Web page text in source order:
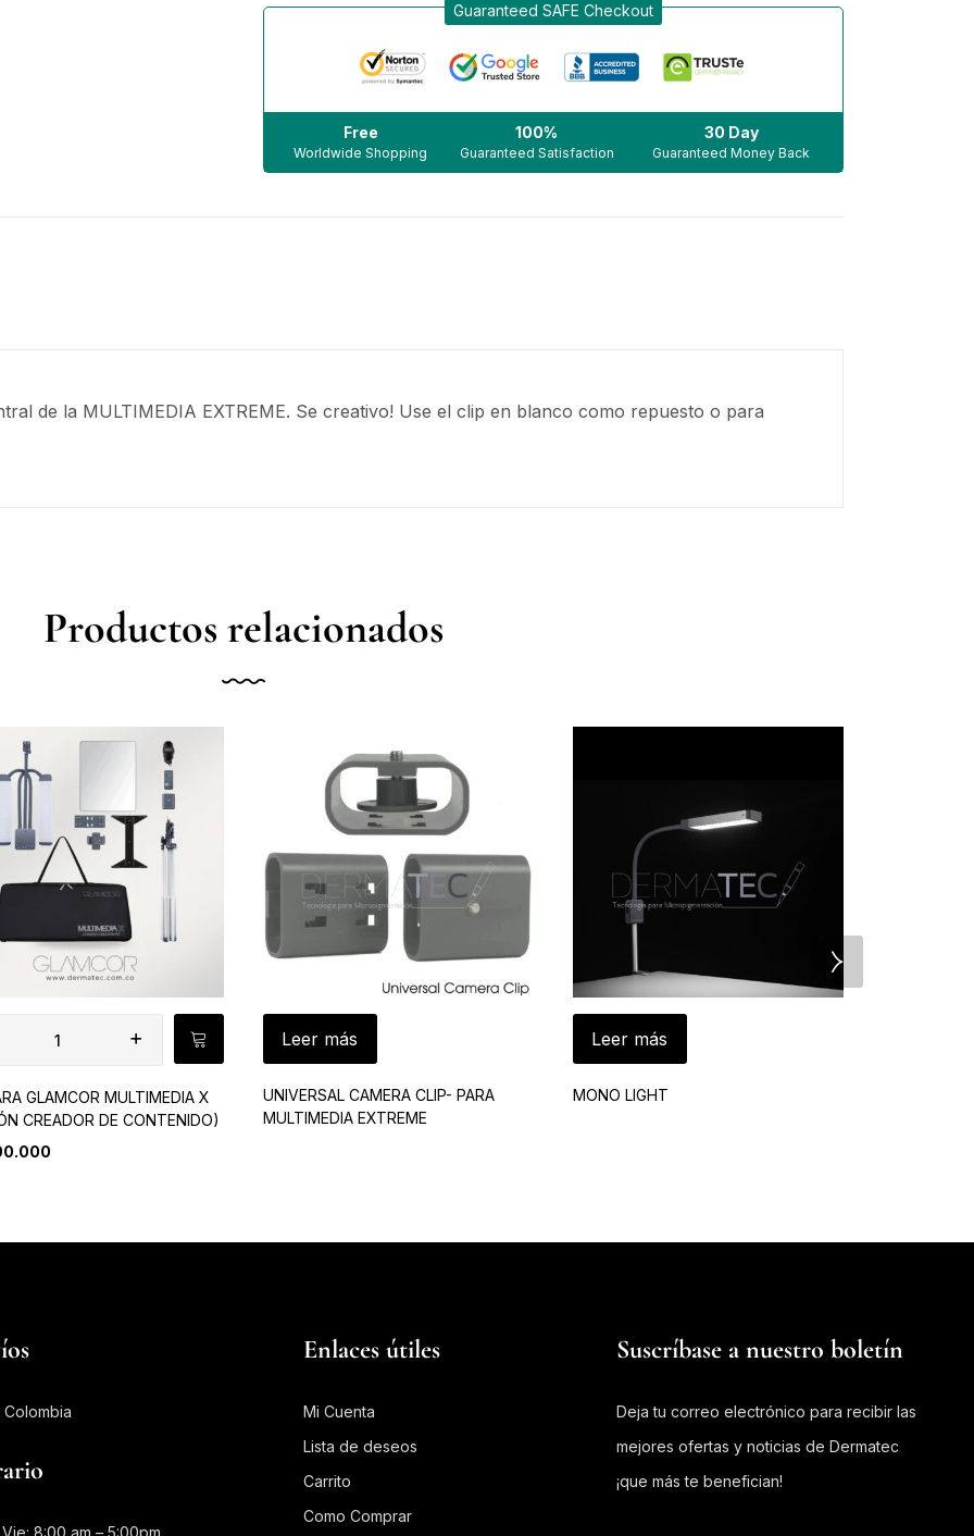
Guaranteed SAFE Checkout
Free
Worldwide Shopping
100%
Guaranteed Satisfaction
30 Day
Guaranteed Money Back
de la MULTIMEDIA EXTREME. Se creativo! Use el clip en blanco como repuesto o para
Productos relacionados
GLAMCOR MULTIMEDIA X
CREADOR DE CONTENIDO)
Leer más
UNIVERSAL CAMERA CLIP- PARA
MULTIMEDIA EXTREME
Leer más
MONO LIGHT
8:00 am – 5:00pm
Enlaces útiles
Mi Cuenta
Lista de deseos
Carrito
Como Comprar
Suscríbase a nuestro boletín
Deja tu correo electrónico para recibir las
mejores ofertas y noticias de Dermatec
¡que más te benefician!